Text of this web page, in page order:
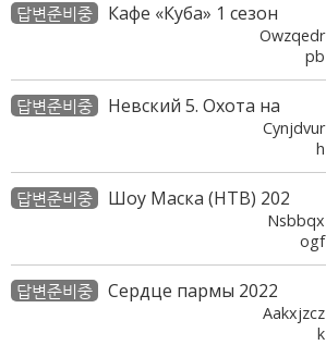
답변준비중 Кафе «Куба» 1 сезон
Owzqedr
pb
답변준비중 Невский 5. Охота на
Cynjdvur
h
답변준비중 Шоу Маска (НТВ) 202
Nsbbqx
ogf
답변준비중 Сердце пармы 2022
Aakxjzcz
k